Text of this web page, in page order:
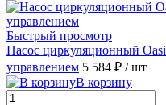
Быстрый просмотр
Насос циркуляционный
управлением 5 584 ₽ / шт
В корзину